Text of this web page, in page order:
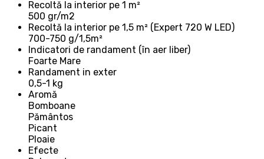
Recoltă la interior pe 1 m²
500 gr/m2
Recoltă la interior pe 1,5 m² (Expert 720 W LED)
700-750 g/1,5m²
Indicatori de randament (în aer liber)
Foarte Mare
Randament in exter
0,5-1 kg
Aromă
Bomboane
Pământos
Picant
Ploaie
Efecte